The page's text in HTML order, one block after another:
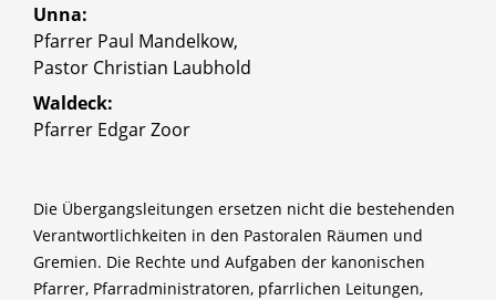
Unna:
Pfarrer Paul Mandelkow,
Pastor Christian Laubhold
Waldeck:
Pfarrer Edgar Zoor
Die Übergangsleitungen ersetzen nicht die bestehenden
Verantwortlichkeiten in den Pastoralen Räumen und
Gremien. Die Rechte und Aufgaben der kanonischen
Pfarrer, Pfarradministratoren, pfarrlichen Leitungen,